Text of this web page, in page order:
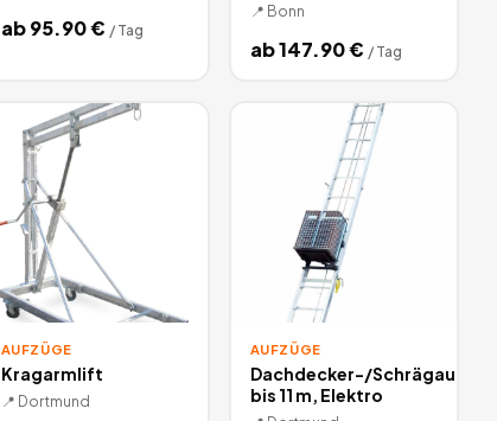
ab95.90€ / Tag
📍 Bonn
ab147.90€ / Tag
AUFZÜGE
Kragarmlift
📍 Dortmund
AUFZÜGE
Dachdecker-/Schrägaufzug
bis 11 m, Elektro